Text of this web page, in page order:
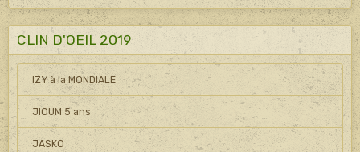
CLIN D'OEIL 2019
IZY à la MONDIALE
JIOUM 5 ans
JASKO